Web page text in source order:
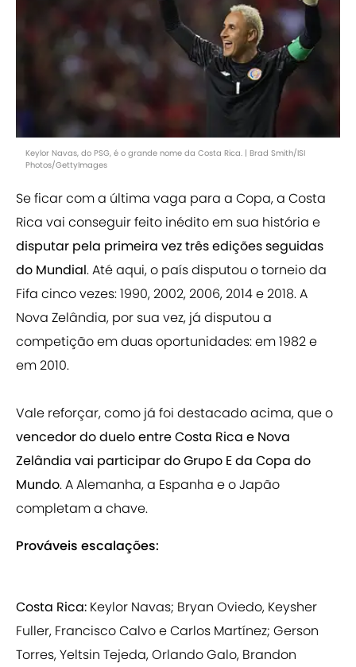
Keylor Navas, do PSG, é o grande nome da Costa Rica. | Brad Smith/ISI
Photos/GettyImages
Se ficar com a última vaga para a Copa, a Costa
Rica vai conseguir feito inédito em sua história e
disputar pela primeira vez três edições seguidas
do Mundial. Até aqui, o país disputou o torneio da
Fifa cinco vezes: 1990, 2002, 2006, 2014 e 2018. A
Nova Zelândia, por sua vez, já disputou a
competição em duas oportunidades: em 1982 e
em 2010.
Vale reforçar, como já foi destacado acima, que o
vencedor do duelo entre Costa Rica e Nova
Zelândia vai participar do Grupo E da Copa do
Mundo. A Alemanha, a Espanha e o Japão
completam a chave.
Prováveis escalações:
Costa Rica: Keylor Navas; Bryan Oviedo, Keysher
Fuller, Francisco Calvo e Carlos Martínez; Gerson
Torres, Yeltsin Tejeda, Orlando Galo, Brandon